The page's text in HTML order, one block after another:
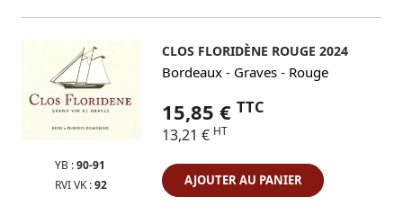
YB :90-91
RVI VK :92
CLOS FLORIDÈNE ROUGE 2024
Bordeaux - Graves - Rouge
15,85 € TTC
13,21 € HT
AJOUTER AU PANIER